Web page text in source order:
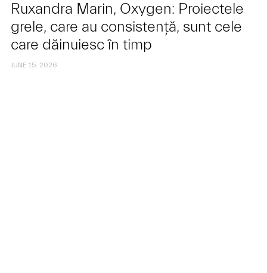
Ruxandra Marin, Oxygen: Proiectele
grele, care au consistență, sunt cele
care dăinuiesc în timp
JUNE 15. 2026